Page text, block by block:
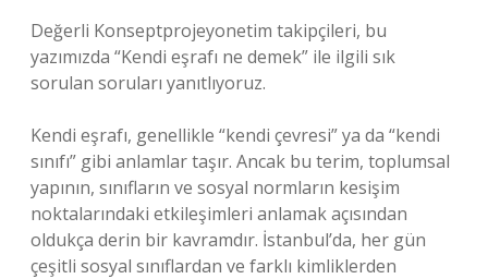
Değerli Konseptprojeyonetim takipçileri, bu
yazımızda “Kendi eşrafı ne demek” ile ilgili sık
sorulan soruları yanıtlıyoruz.
Kendi eşrafı, genellikle “kendi çevresi” ya da “kendi
sınıfı” gibi anlamlar taşır. Ancak bu terim, toplumsal
yapının, sınıfların ve sosyal normların kesişim
noktalarındaki etkileşimleri anlamak açısından
oldukça derin bir kavramdır. İstanbul’da, her gün
çeşitli sosyal sınıflardan ve farklı kimliklerden